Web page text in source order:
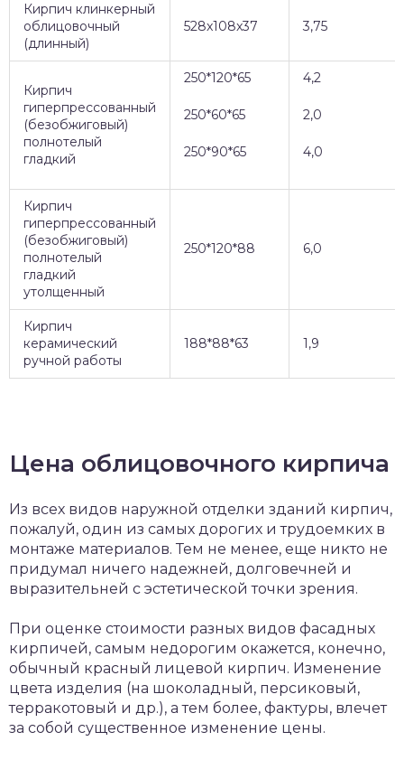
Кирпич клинкерный
облицовочный
(длинный)
528x108x37 3,75
Кирпич
гиперпрессованный
(безобжиговый)
полнотелый
гладкий
250*120*65
250*60*65
250*90*65
4,2
2,0
4,0
Кирпич
гиперпрессованный
(безобжиговый)
полнотелый
гладкий
утолщенный
250*120*88 6,0
Кирпич
керамический
ручной работы
188*88*63 1,9
Цена облицовочного кирпича
Из всех видов наружной отделки зданий кирпич,
пожалуй, один из самых дорогих и трудоемких в
монтаже материалов. Тем не менее, еще никто не
придумал ничего надежней, долговечней и
выразительней с эстетической точки зрения.
При оценке стоимости разных видов фасадных
кирпичей, самым недорогим окажется, конечно,
обычный красный лицевой кирпич. Изменение
цвета изделия (на шоколадный, персиковый,
терракотовый и др.), а тем более, фактуры, влечет
за собой существенное изменение цены.